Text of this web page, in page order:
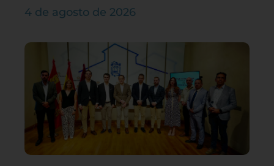
4 de agosto de 2026